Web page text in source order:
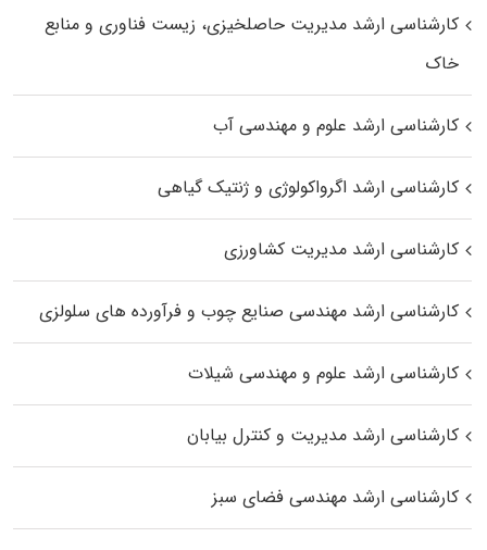
کارشناسی ارشد مدیریت حاصلخیزی، زیست فناوری و منابع
خاک
کارشناسی ارشد علوم و مهندسی آب
کارشناسی ارشد اگرواکولوژی و ژنتیک گیاهی
کارشناسی ارشد مدیریت کشاورزی
کارشناسی ارشد مهندسی صنایع چوب و فرآورده‌ های سلولزی
کارشناسی ارشد علوم و مهندسی شیلات
کارشناسی ارشد مدیریت و کنترل بیابان
کارشناسی ارشد مهندسی فضای سبز